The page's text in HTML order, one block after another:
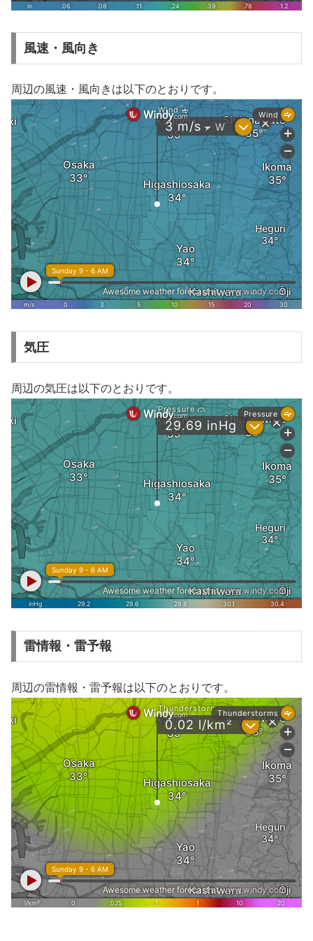
風速・風向き
周辺の風速・風向きは以下のとおりです。
気圧
周辺の気圧は以下のとおりです。
雷情報・雷予報
周辺の雷情報・雷予報は以下のとおりです。